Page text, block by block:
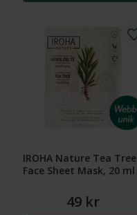
IROHA Nature Tea Tree
Face Sheet Mask, 20 ml
49 kr